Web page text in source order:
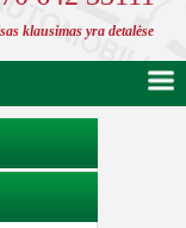
klausimas yra detalėse